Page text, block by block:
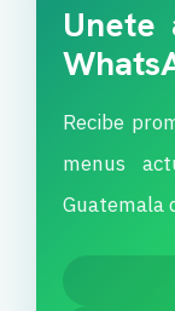
Unete
Recibe
menus
Guatemala